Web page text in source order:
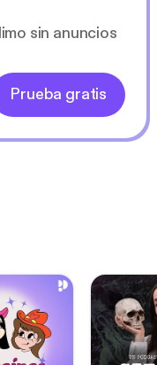
sin anuncios
Prueba gratis